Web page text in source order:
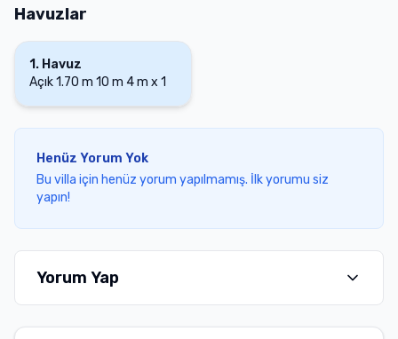
Havuzlar
1 . Havuz
Açık1.70 m 10 m 4 m x 1
Henüz Yorum Yok
Bu villa için henüz yorum yapılmamış. İlk yorumu siz
yapın!
Yorum Yap